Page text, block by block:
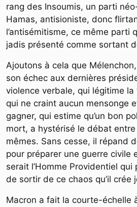
rang des Insoumis, un parti
Hamas, antisioniste, donc
l’antisémitisme, ce même parti
jadis présenté comme sortant
Ajoutons à cela que
son échec aux dernières
violence verbale, qui légitime la
qui ne craint aucun mensonge
gagner, qui estime qu’un bon
mort, a hystérisé le débat
mêmes. Sans cesse, il répand
pour préparer une guerre civile
serait l’Homme Providentiel
de sortir de ce chaos qu’il crée
Macron a fait la courte-échelle